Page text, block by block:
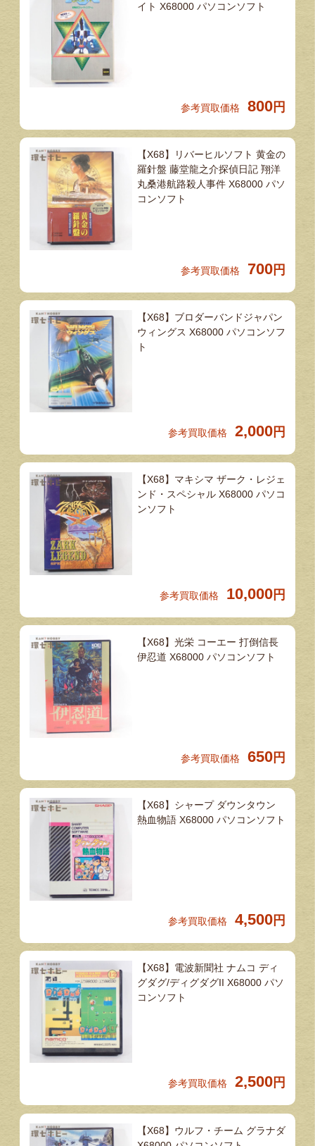
イト X68000 パソコンソフト
参考買取価格 800 円
【X68】リバーヒルソフト 黄金の
羅針盤 藤堂龍之介探偵日記 翔洋
丸桑港航路殺人事件 X68000 パソ
コンソフト
参考買取価格 700 円
【X68】ブロダーバンドジャパン
ウィングス X68000 パソコンソフ
ト
参考買取価格 2,000 円
【X68】マキシマ ザーク・レジェ
ンド・スペシャル X68000 パソコ
ンソフト
参考買取価格 10,000 円
【X68】光栄 コーエー 打倒信長
伊忍道 X68000 パソコンソフト
参考買取価格 650 円
【X68】シャープ ダウンタウン
熱血物語 X68000 パソコンソフト
参考買取価格 4,500 円
【X68】電波新聞社 ナムコ ディ
グダグ/ディグダグII X68000 パソ
コンソフト
参考買取価格 2,500 円
【X68】ウルフ・チーム グラナダ